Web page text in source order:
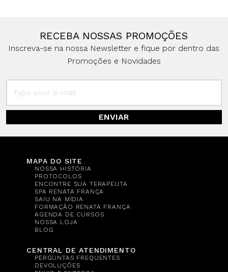
RECEBA NOSSAS PROMOÇÕES
Inscreva-se na nossa Newsletter e fique por dentro das
Promoções e Novidades
ENVIAR
MAPA DO SITE
NOSSA HISTÓRIA
PROTOCOLOS
ENCONTRE SUA TERAPEUTA
SPA RENATA FRANÇA
SAIU NA MÍDIA
FORMAÇÃO RENATA FRANÇA
AGENDA DE CURSOS
NOSSA LOJA
BLOG
CENTRAL DE ATENDIMENTO
PERGUNTAS FREQUENTES
DEVOLUÇÕES